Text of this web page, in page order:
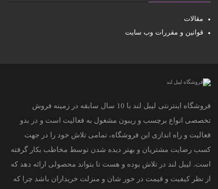
مقالات
قوانین و مقررات وب سایت
فروشگاه اینترنتی لیبل لند با 10 سال سابقه در زمینه فروش
تخصصی انواع برچسب و ریبون مشغول به فعالیت است و در بدو
فعالیت و راه اندازی این فروشگاه، تمامی تلاش خود را در جهت
کسب رضایت مشتریان و بهتر دیده شدن توسط مخاطب بکار گرفته
است. لیبل لند در تلاش بوده و هست تا بتواند محصولی ارائه دهد که
از نظر کیفیت و قیمت در خور شان و منزلت خریداران باشد چرا که